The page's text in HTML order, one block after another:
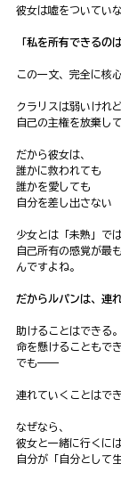
彼女は嘘をついてい
「私を所有できるの
この一文、完全に核
クラリスは弱いけれど
自己の主権を放棄し
だから彼女は、
誰かに救われても
誰かを愛しても
自分を差し出さない
少女とは「未熟」では
自己所有の感覚が最
んですよね。
だからルパンは、連
助けることはできる。
命を懸けることもでき
でも——
連れていくことはでき
なぜなら、
彼女と一緒に行くに
自分が「自分として